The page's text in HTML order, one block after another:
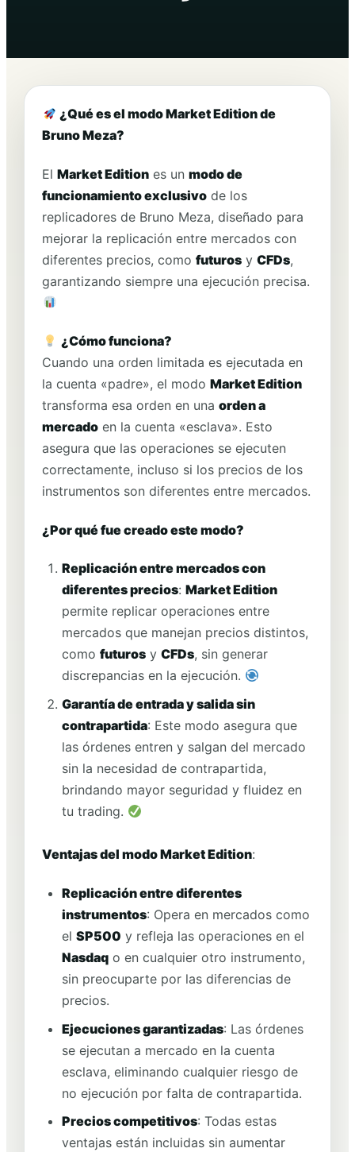
¿Qué es el modo Market Edition de
Bruno Meza?
ElMarket Edition es unmodo de
funcionamiento exclusivo de los
replicadores de Bruno Meza, diseñado para
mejorar la replicación entre mercados con
diferentes precios, comofuturos yCFDs,
garantizando siempre una ejecución precisa.
¿Cómo funciona?
Cuando una orden limitada es ejecutada en
la cuenta «padre», el modoMarket Edition
transforma esa orden en unaorden a
mercado en la cuenta «esclava». Esto
asegura que las operaciones se ejecuten
correctamente, incluso si los precios de los
instrumentos son diferentes entre mercados.
¿Por qué fue creado este modo?
Replicación entre mercados con
diferentes precios: Market Edition
permite replicar operaciones entre
mercados que manejan precios distintos,
como futurosy CFDs, sin generar
discrepancias en la ejecución.
Garantía de entrada y salida sin
contrapartida: Este modo asegura que
las órdenes entren y salgan del mercado
sin la necesidad de contrapartida,
brindando mayor seguridad y fluidez en
tu trading.
Ventajas del modo Market Edition:
Replicación entre diferentes
instrumentos: Opera en mercados como
el SP500 y refleja las operaciones en el
Nasdaqo en cualquier otro instrumento,
sin preocuparte por las diferencias de
precios.
Ejecuciones garantizadas: Las órdenes
se ejecutan a mercado en la cuenta
esclava, eliminando cualquier riesgo de
no ejecución por falta de contrapartida.
Precios competitivos: Todas estas
ventajas están incluidas sin aumentar